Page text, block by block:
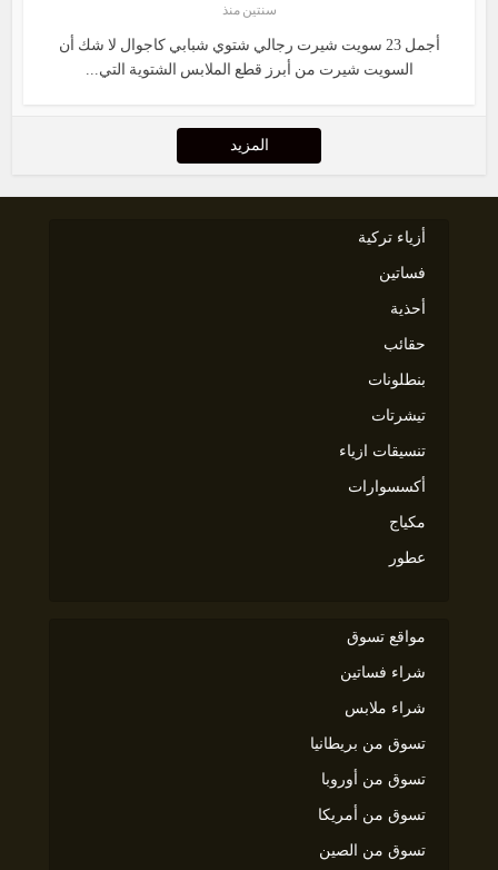
سنتين منذ
أجمل 23 سويت شيرت رجالي شتوي شبابي كاجوال لا شك أن
السويت شيرت من أبرز قطع الملابس الشتوية التي...
المزيد
أزياء تركية
فساتين
أحذية
حقائب
بنطلونات
تيشرتات
تنسيقات ازياء
أكسسوارات
مكياج
عطور
مواقع تسوق
شراء فساتين
شراء ملابس
تسوق من بريطانيا
تسوق من أوروبا
تسوق من أمريكا
تسوق من الصين